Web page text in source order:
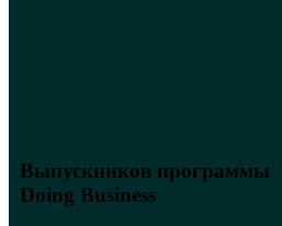
Выпускников программы
Doing Business